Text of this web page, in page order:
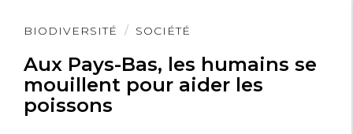
BIODIVERSITÉ SOCIÉTÉ
Aux Pays-Bas, les humains se
mouillent pour aider les
poissons
Lire